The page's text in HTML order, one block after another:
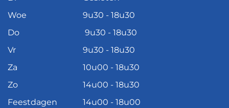
Woe
9u30 - 18u30
Do
9u30 - 18u30
Vr
9u30 - 18u30
Za
10u00 - 18u30
Zo
14u00 - 18u30
Feestdagen
14u00 - 18u00